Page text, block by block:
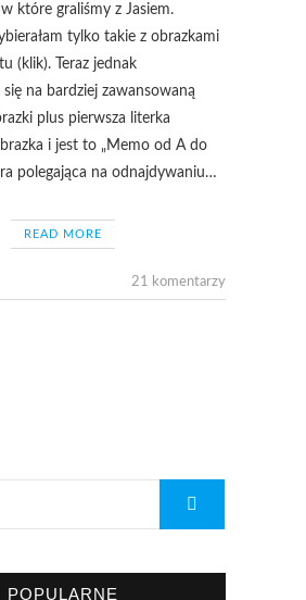
które graliśmy z Jasiem.
tylko takie z obrazkami
(klik). Teraz jednak
się na bardziej zawansowaną
plus pierwsza literka
i jest to „Memo od A do
polegająca na odnajdywaniu…
READ MORE
21 komentarzy
POPULARNE